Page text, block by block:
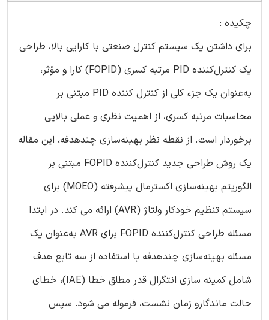
چکیده :
برای داشتن یک سیستم کنترل صنعتی با کارایی بالا، طراحی
یک کنترل‌کننده PID مرتبه کسری (FOPID) کارا و مؤثر،
به‌عنوان یک جزء کلی از کنترل کننده PID مبتنی بر
محاسبات مرتبه کسری، از اهمیت نظری و عملی بالایی
برخوردار است. از نقطه نظر بهینه‌سازی چندهدفه، این مقاله
یک روش طراحی جدید کنترل‌کننده FOPID مبتنی بر
الگوریتم بهینه‌سازی اکسترمال پیشرفته (MOEO) برای
سیستم تنظیم خودکار ولتاژ (AVR) ارائه می کند. در ابتدا
مسئله طراحی کنترل‌کننده FOPID برای AVR به‌عنوان یک
مسئله بهینه‌سازی چندهدفه با استفاده از سه تابع هدف
شامل کمینه سازی انتگرال قدر مطلق خطا (IAE)، خطای
حالت ماندگارو زمان نشست، فرموله می شود. سپس